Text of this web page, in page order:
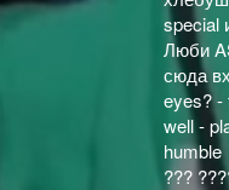
special
Люби
сюда
eyes? -
well -
???